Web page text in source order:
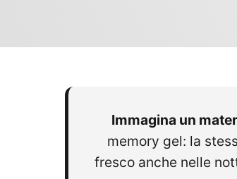
Immagina un
memory gel: la
fresco anche nelle